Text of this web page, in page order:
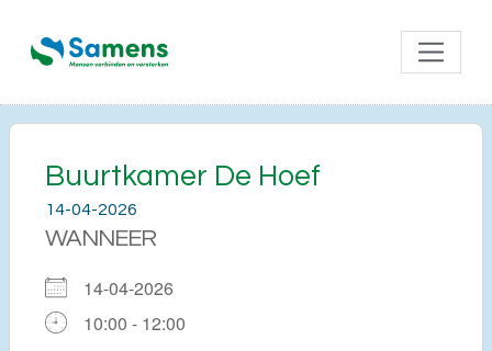
Buurtkamer De Hoef
14-04-2026
WANNEER
14-04-2026
10:00 - 12:00